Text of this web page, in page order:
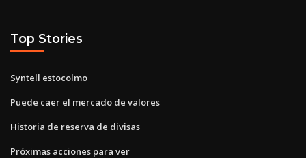
Top Stories
Syntell estocolmo
Puede caer el mercado de valores
Historia de reserva de divisas
Próximas acciones para ver